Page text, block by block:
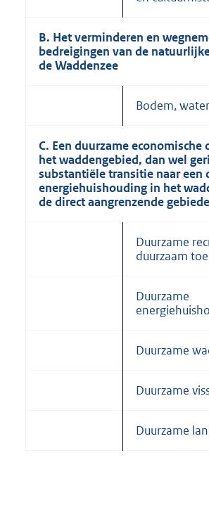
B. Het verminderen en
bedreigingen van de
de Waddenzee
Bodem,
C. Een duurzame
het wadden­gebied, dan wel
substantiële transitie naar een
energiehuishouding in het
de direct aan­grenzende
Duurzame
duurzaam
Duurzame
Duurzame
Duurzame
Duurzame